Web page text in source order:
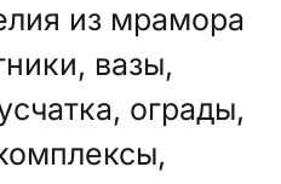
из мрамора
вазы,
ограды,